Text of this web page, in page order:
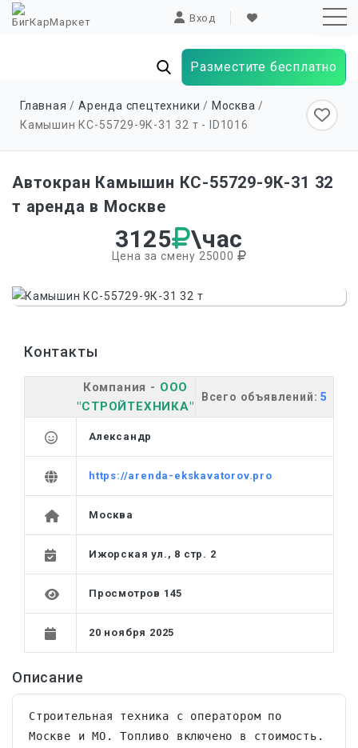
Вход
Разместите бесплатно
Главная /Аренда спецтехники / Москва /
Камышин КС-55729-9К-31 32 т - ID1016
Автокран Камышин КС-55729-9К-31 32
т аренда в Москве
3125 \час
Цена за смену 25000
Контакты
Компания - ООО
"СТРОЙТЕХНИКА"
Всего объявлений: 5
Александр
https://arenda-ekskavatorov.pro
Москва
Ижорская ул., 8 стр. 2
Просмотров 145
20 ноября 2025
Описание
Строительная техника с оператором по
Москве и МО. Топливо включено в стоимость.